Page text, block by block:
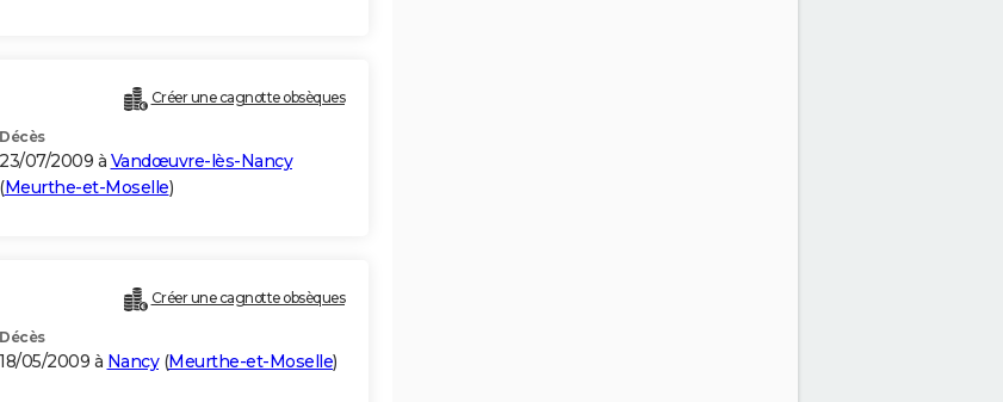
Créer une cagnotte obsèques
Décès
23/07/2009 à Vandœuvre-lès-Nancy
(Meurthe-et-Moselle)
Créer une cagnotte obsèques
Décès
18/05/2009 à Nancy(Meurthe-et-Moselle)